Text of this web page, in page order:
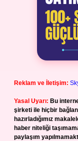
Reklam ve İletişim:
Yasal Uyarı: Bu
şirketi ile hiçbir
hazırladığımız
haber niteliği
paylaşım